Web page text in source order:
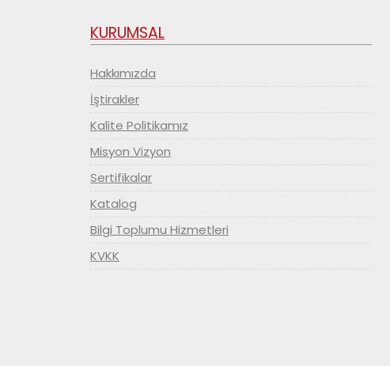
KURUMSAL
Hakkımızda
İştirakler
Kalite Politikamız
Misyon Vizyon
Sertifikalar
Katalog
Bilgi Toplumu Hizmetleri
KVKK